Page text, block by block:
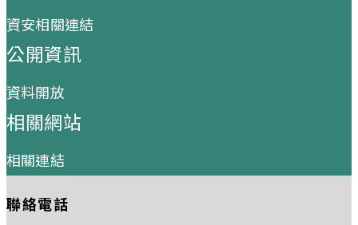
資安相關連結
公開資訊
資料開放
相關網站
相關連結
聯絡電話